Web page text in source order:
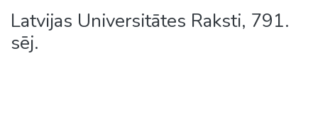
Latvijas Universitātes Raksti, 791.
sēj.